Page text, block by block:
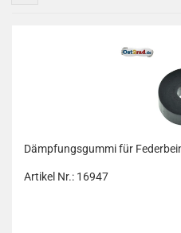
Dämpfungsgummi für
Artikel Nr.: 16947